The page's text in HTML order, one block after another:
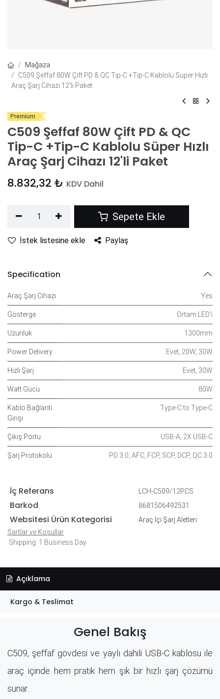
Mağaza
C509 Şeffaf 80W Çift PD & QC Tip-C +Tip-C Kablolu Süper Hızlı
Araç Şarj Cihazı 12'li Paket
Premium
C509 Şeffaf 80W Çift PD & QC
Tip-C +Tip-C Kablolu Süper Hızlı
Araç Şarj Cihazı 12'li Paket
8.832,32 ₺ KDV Dahil
Sepete Ekle
İstek listesine ekle Paylaş
Specification
Araç Şarj Cihazı Yes
Gösterge Ortam LED'i
Uzunluk 1300mm
Power Delivery Evet, 20W, 30W
Hızlı Şarj Evet, 30W
Watt Gücü 80W
Kablo Bağlantı
Girişi
Type-C to Type-C
Çıkış Portu USB-A, 2X USB-C
Şarj Protokolü PD 3.0, AFC, FCP, SCP, DCP, QC 3.0
İç Referans LCH-C509/12PCS
Barkod 8681506492531
Websitesi Ürün Kategorisi
Araç İçi Şarj Aletleri
Şartlar ve Koşullar
Shipping: 1 Business Day
Açıklama
Kargo & Teslimat
Genel Bakış
C509, şeffaf gövdesi ve yaylı dahili USB-C kablosu ile
araç içinde hem pratik hem şık bir hızlı şarj çözümü
sunar.